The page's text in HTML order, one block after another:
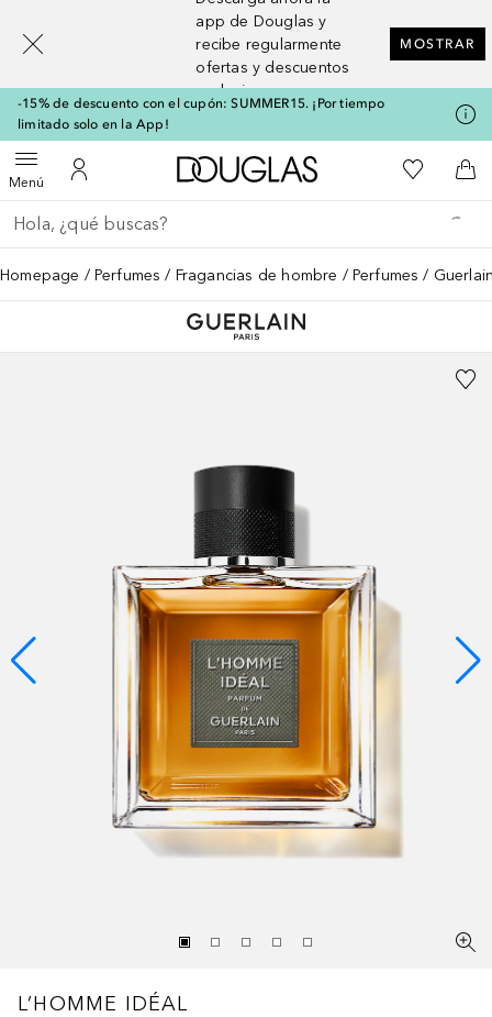
app de Douglas y
recibe regularmente
ofertas y descuentos
exclusivos
MOSTRAR
-15% de descuento con el cupón: SUMMER15. ¡Por tiempo
limitado solo en la App!
MenúAbrir menúMi cuenta
A Douglas HomeMi lista de
A
Regresar
Ejecutar búsqueda
Homepage Perfumes Fragancias de hombre Perfumes
L’HOMME IDÉAL
[navigation.slideout.screenreader]